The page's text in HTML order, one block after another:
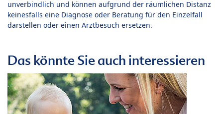
unverbindlich und können aufgrund der räumlichen Distanz
keinesfalls eine Diagnose oder Beratung für den Einzelfall
darstellen oder einen Arztbesuch ersetzen.
Das könnte Sie auch interessieren